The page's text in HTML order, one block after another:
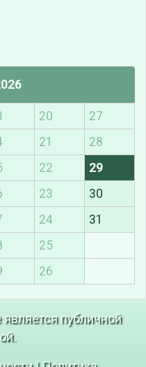
20
27
21
28
22
29
23
30
24
31
25
26
публичной